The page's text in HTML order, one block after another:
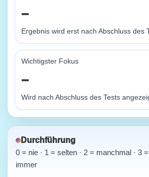
–
Ergebnis wird erst nach Abschluss des
Wichtigster Fokus
–
Wird nach Abschluss des Tests
Durchführung
0 = nie · 1 = selten · 2 = manchmal · 3
immer